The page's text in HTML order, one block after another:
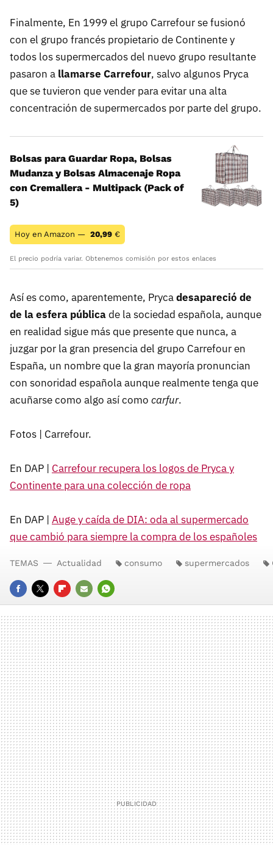
Finalmente, En 1999 el grupo Carrefour se fusionó
con el grupo francés propietario de Continente y
todos los supermercados del nuevo grupo resultante
pasaron a llamarse Carrefour, salvo algunos Pryca
que se tuvieron que vender para evitar una alta
concentración de supermercados por parte del grupo.
Bolsas para Guardar Ropa, Bolsas
Mudanza y Bolsas Almacenaje Ropa
con Cremallera - Multipack (Pack of
5)
Hoy en Amazon — 20,99 €
El precio podría variar. Obtenemos comisión por estos enlaces
Así es como, aparentemente, Prycadesapareció de
de la esfera públicade la sociedad española, aunque
en realidad sigue más que presente que nunca, a
juzgar por la gran presencia del grupo Carrefour en
España, un nombre que la gran mayoría pronuncian
con sonoridad española aunque realmente tenga que
acuñarse como algo así como carfur.
Fotos | Carrefour.
En DAP | Carrefour recupera los logos de Pryca y
Continente para una colección de ropa
En DAP | Auge y caída de DIA: oda al supermercado
que cambió para siempre la compra de los españoles
FACEBOOK
TWITTERFLIPBOARD
E-
MAIL
WHATSAPP
TEMAS Actualidad consumo supermercados